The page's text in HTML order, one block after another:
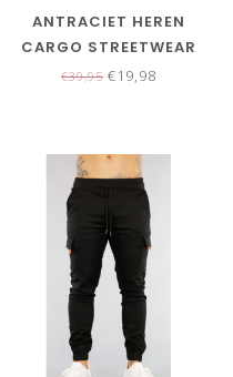
ANTRACIET HEREN
CARGO STREETWEAR
BROEK
€39,95 €19,98